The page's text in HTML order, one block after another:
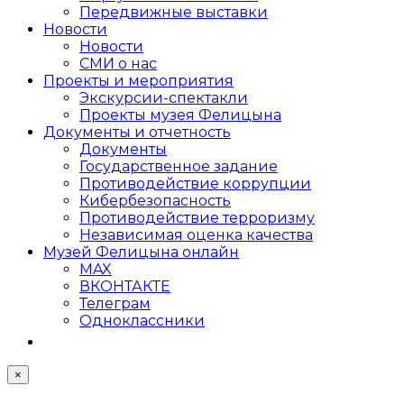
Передвижные выставки
Новости
Новости
СМИ о нас
Проекты и мероприятия
Экскурсии-спектакли
Проекты музея Фелицына
Документы и отчетность
Документы
Государственное задание
Противодействие коррупции
Кибер­безопасность
Противодействие терроризму
Независимая оценка качества
Музей Фелицына онлайн
MAX
ВКОНТАКТЕ
Телеграм
Одноклассники
×